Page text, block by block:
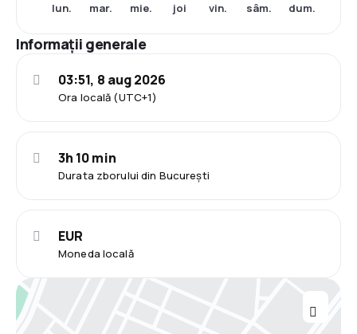
lun. mar. mie. joi vin. sâm. dum.
Informații generale
Ora locală (UTC+1)
03:51, 8 aug 2026
Durata zborului din București
3h 10 min
Moneda locală
EUR